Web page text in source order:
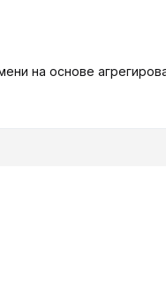
на основе